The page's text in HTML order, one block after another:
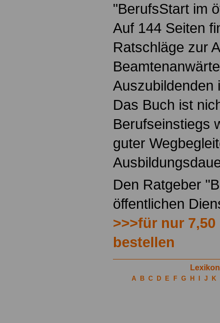
"BerufsStart im
Auf 144 Seiten
Ratschläge zur
Auszubildenden
Das Buch ist
Berufseinstiegs
guter
Den Ratgeber
öffentlichen
>>>für nur
bestellen
A B C D E F G H J K